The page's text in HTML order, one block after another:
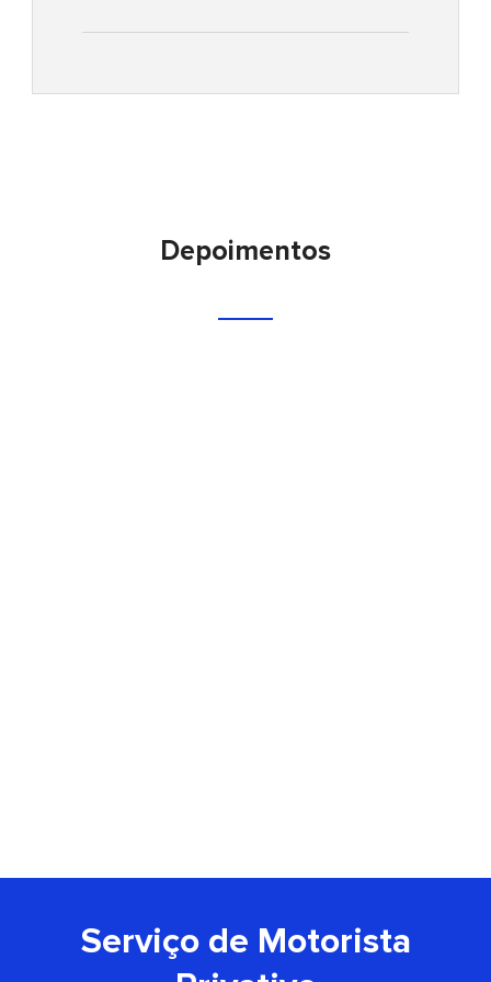
Depoimentos
Serviço de Motorista